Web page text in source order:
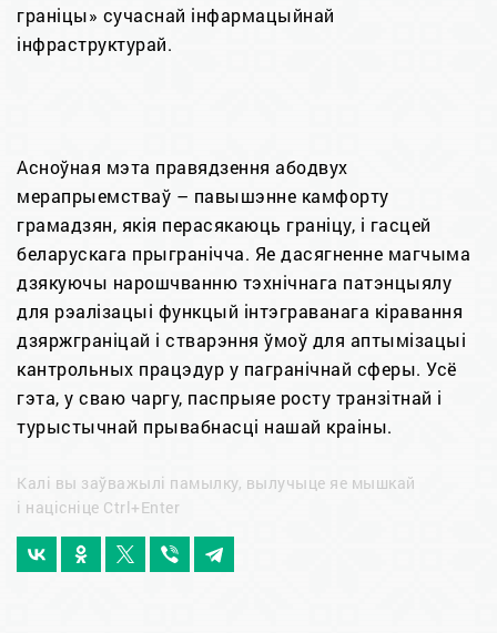
граніцы» сучаснай інфармацыйнай
інфраструктурай.
Асноўная мэта правядзення абодвух
мерапрыемстваў – павышэнне камфорту
грамадзян, якія перасякаюць граніцу, і гасцей
беларускага прыгранічча. Яе дасягненне магчыма
дзякуючы нарошчванню тэхнічнага патэнцыялу
для рэалізацыі функцый інтэграванага кіравання
дзяржграніцай і стварэння ўмоў для аптымізацыі
кантрольных працэдур у пагранічнай сферы. Усё
гэта, у сваю чаргу, паспрыяе росту транзітнай і
турыстычнай прывабнасці нашай краіны.
Калі вы заўважылі памылку, вылучыце яе мышкай
і націсніце Ctrl+Enter